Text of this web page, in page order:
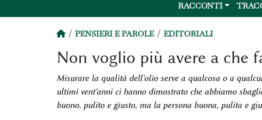
RACCONTI
PENSIERI E PAROLE EDITORIALI
Non voglio più avere a che
Misurare la qualità dell'olio serve a qualcosa o a
ultimi vent'anni ci hanno dimostrato che abbiamo
buono, pulito e giusto, ma la persona buona, pulita e